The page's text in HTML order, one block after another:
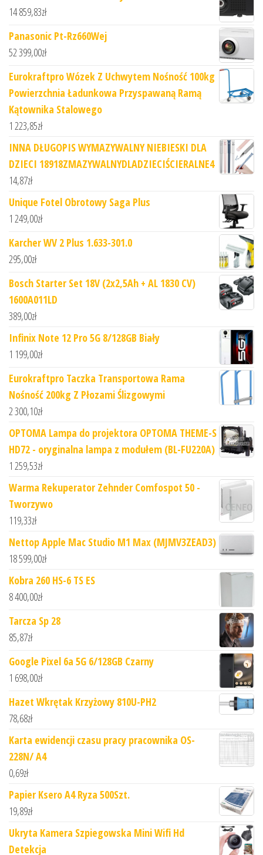
14 859,83zł
Panasonic Pt-Rz660Wej
52 399,00zł
Eurokraftpro Wózek Z Uchwytem Nośność 100kg
Powierzchnia Ładunkowa Przyspawaną Ramą
Kątownika Stalowego
1 223,85zł
INNA DŁUGOPIS WYMAZYWALNY NIEBIESKI DLA
DZIECI 18918ZMAZYWALNYDLADZIECIŚCIERALNE4
14,87zł
Unique Fotel Obrotowy Saga Plus
1 249,00zł
Karcher WV 2 Plus 1.633-301.0
295,00zł
Bosch Starter Set 18V (2x2,5Ah + AL 1830 CV)
1600A011LD
389,00zł
Infinix Note 12 Pro 5G 8/128GB Biały
1 199,00zł
Eurokraftpro Taczka Transportowa Rama
Nośność 200kg Z Płozami Ślizgowymi
2 300,10zł
OPTOMA Lampa do projektora OPTOMA THEME-S
HD72 - oryginalna lampa z modułem (BL-FU220A)
1 259,53zł
Warma Rekuperator Zehnder Comfospot 50 -
Tworzywo
119,33zł
Nettop Apple Mac Studio M1 Max (MJMV3ZEAD3)
18 599,00zł
Kobra 260 HS-6 TS ES
8 400,00zł
Tarcza Sp 28
85,87zł
Google Pixel 6a 5G 6/128GB Czarny
1 698,00zł
Hazet Wkrętak Krzyżowy 810U-PH2
78,68zł
Karta ewidencji czasu pracy pracownika OS-
228N/ A4
0,69zł
Papier Ksero A4 Ryza 500Szt.
19,89zł
Ukryta Kamera Szpiegowska Mini Wifi Hd
Detekcja